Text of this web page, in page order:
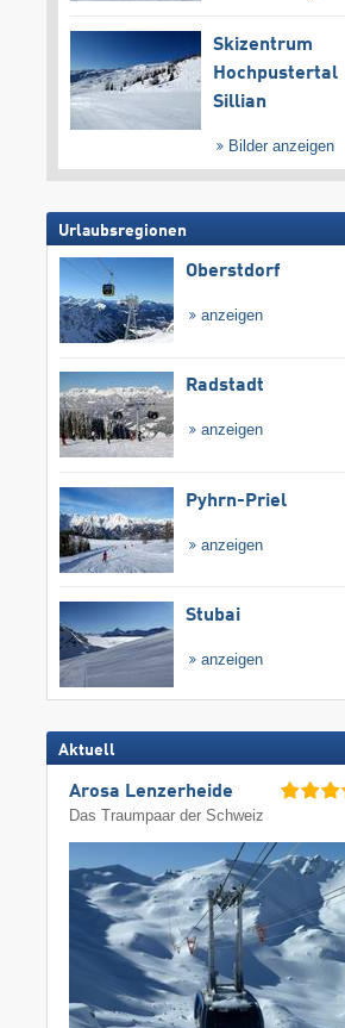
Skizentrum
Hochpustertal
Sillian
Bilder anzeigen
Urlaubsregionen
Oberstdorf
anzeigen
Radstadt
anzeigen
Pyhrn-Priel
anzeigen
Stubai
anzeigen
Aktuell
Arosa Lenzerheide
Das Traumpaar der Schweiz